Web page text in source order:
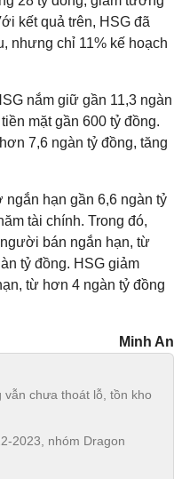
kết quả trên, HSG đã
nhưng chỉ 11% kế hoạch
nắm giữ gần 11,3 ngàn
mặt gần 600 tỷ đồng.
7,6 ngàn tỷ đồng, tăng
hạn gần 6,6 ngàn tỷ
tài chính. Trong đó,
bán ngắn hạn, từ
tỷ đồng. HSG giảm
từ hơn 4 ngàn tỷ đồng
Minh An
vẫn chưa thoát lỗ, tồn kho
2023, nhóm Dragon